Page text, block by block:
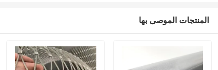
المنتجات الموصى بها